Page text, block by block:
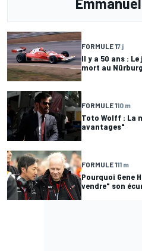
FORMULE 17 j
Il y a 50 ans :
mort au
FORMULE 110 m
Toto Wolff : La
avantages"
FORMULE 111 m
Pourquoi Gene
vendre" son